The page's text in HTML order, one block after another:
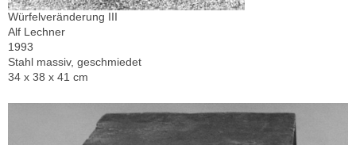
Würfelveränderung III
Alf Lechner
1993
Stahl massiv, geschmiedet
34 x 38 x 41 cm